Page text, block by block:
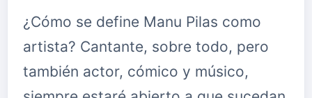
¿Cómo se define Manu Pilas como
artista? Cantante, sobre todo, pero
también actor, cómico y músico,